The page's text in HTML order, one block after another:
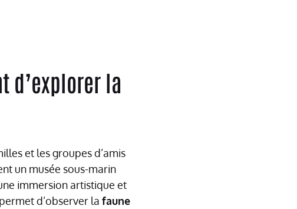
d’explorer la
et les groupes d’amis
un musée sous-marin
immersion artistique et
d’observer la faune